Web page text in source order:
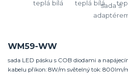
WM59-WW
sada LED pásku s COB diodami a
kabelu příkon: 8W/m světelný tok: 800lm/